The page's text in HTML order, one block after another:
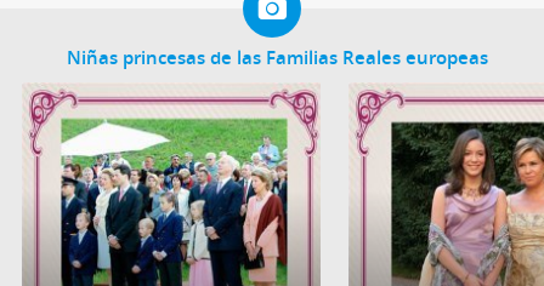
Niñas princesas de las Familias Reales europeas